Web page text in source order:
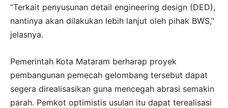
“Terkait penyusunan detail engineering design (DED),
nantinya akan dilakukan lebih lanjut oleh pihak BWS,”
jelasnya.
Pemerintah Kota Mataram berharap proyek
pembangunan pemecah gelombang tersebut dapat
segera direalisasikan guna mencegah abrasi semakin
parah. Pemkot optimistis usulan itu dapat terealisasi